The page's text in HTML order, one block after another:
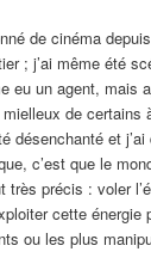
de cinéma
; j’ai même été
eu un agent, mais
de certains
désenchanté et
c’est que le
très précis : voler
cette énergie
ou les plus